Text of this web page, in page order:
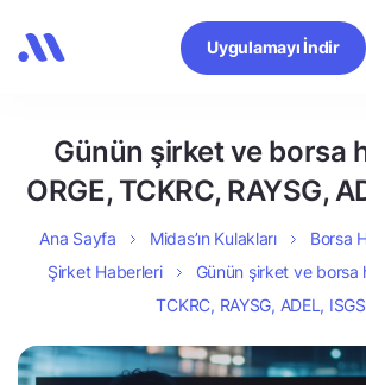
Uygulamayı İndir
Günün şirket ve borsa
ORGE, TCKRC, RAYSG,
Ana Sayfa Midas’ın Kulakları Borsa
Şirket Haberleri
Günün şirket ve borsa
TCKRC, RAYSG, ADEL,